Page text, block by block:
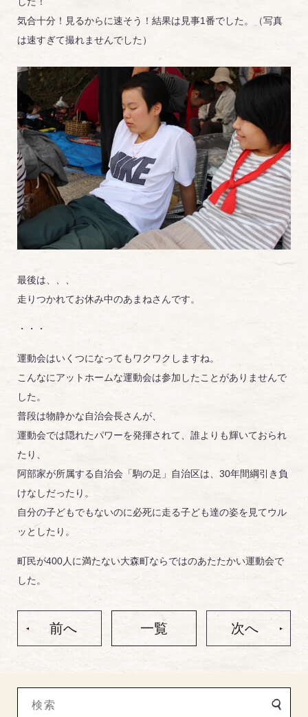
気合十分！見るからに速そう！結果は見事1番でした。（写真
は速すぎて撮れませんでした）
最後は、、、
走りつかれてお休み中のあまねさんです。
・・・
運動会はいくつになってもワクワクしますね。
こんなにアットホームな運動会は参加したことがありませんで
した。
普段は物静かな自治会長さんが、
運動会では隠れたパワーを発揮されて、誰よりも輝いておられ
たり、
阿部家が所属する自治会「駒の足」自治区は、30年間綱引き負
けなしだったり。
自分の子どもでもないのに必死に走る子ども達の姿を見てウル
ッとしたり。
町民が400人に満たない大森町ならではのあたたかい運動会で
した。
前へ 一覧 次へ